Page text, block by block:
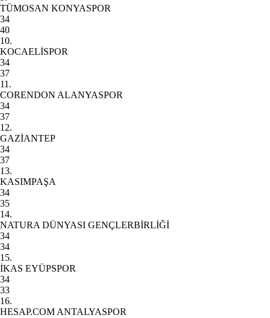
TÜMOSAN KONYASPOR
34
40
10.
KOCAELİSPOR
34
37
11.
CORENDON ALANYASPOR
34
37
12.
GAZİANTEP
34
37
13.
KASIMPAŞA
34
35
14.
NATURA DÜNYASI GENÇLERBİRLİĞİ
34
34
15.
İKAS EYÜPSPOR
34
33
16.
HESAP.COM ANTALYASPOR